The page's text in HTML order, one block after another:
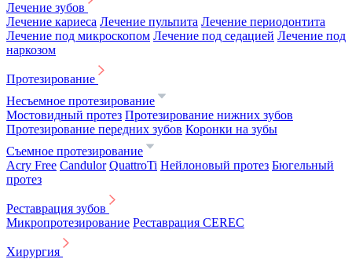
Лечение зубов
Лечение кариеса Лечение пульпита Лечение периодонтита
Лечение под микроскопом Лечение под седацией Лечение под
наркозом
Протезирование
Несъемное протезирование
Мостовидный протез Протезирование нижних зубов
Протезирование передних зубов Коронки на зубы
Съемное протезирование
Acry Free Candulor QuattroTi Нейлоновый протез Бюгельный
протез
Реставрация зубов
Микропротезирование Реставрация CEREC
Хирургия